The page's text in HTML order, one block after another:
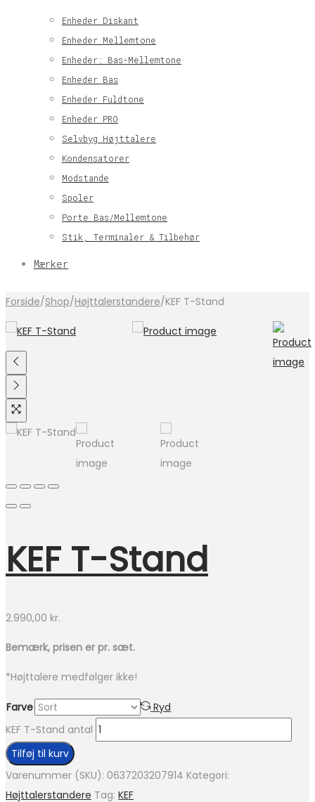
Enheder Diskant
Enheder Mellemtone
Enheder: Bas-Mellemtone
Enheder Bas
Enheder Fuldtone
Enheder PRO
Selvbyg Højttalere
Kondensatorer
Modstande
Spoler
Porte Bas/Mellemtone
Stik, Terminaler & Tilbehør
Mærker
Forside/Shop/Højttalerstandere/KEF T-Stand
KEF T-Stand
2.990,00 kr.
Bemærk, prisen er pr. sæt.
*Højttalere medfølger ikke!
Farve
Ryd
KEF T-Stand antal
Tilføj til kurv
Varenummer (SKU): 0637203207914 Kategori:
Højttalerstandere Tag: KEF